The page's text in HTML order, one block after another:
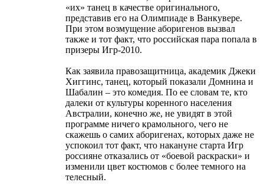
«их» танец в качестве оригинального,
представив его на Олимпиаде в Ванкувере.
При этом возмущение аборигенов вызвал
также и тот факт, что российская пара попала в
призеры Игр-2010.
Как заявила правозащитница, академик Джеки
Хиггинс, танец, который показали Домнина и
Шабалин – это комедия. По ее словам те, кто
далеки от культуры коренного населения
Австралии, конечно же, не увидят в этой
программе ничего крамольного, чего не
скажешь о самих аборигенах, которых даже не
успокоил тот факт, что накануне старта Игр
россияне отказались от «боевой раскраски» и
изменили цвет костюмов с более темного на
телесный.